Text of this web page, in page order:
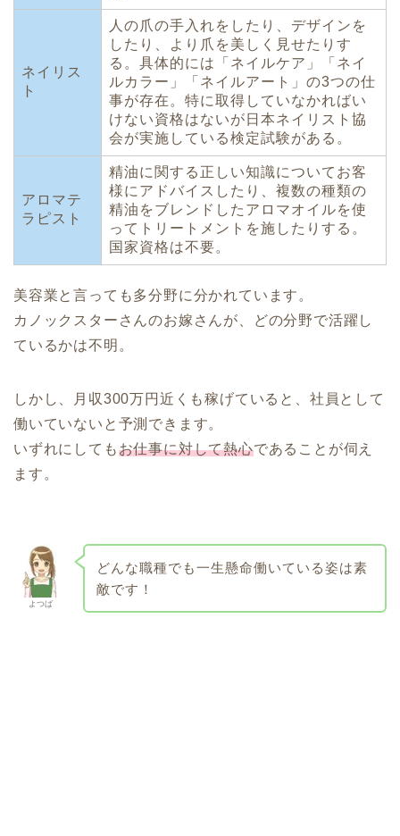
ネイリス
ト
人の爪の手入れをしたり、デザインを
したり、より爪を美しく見せたりす
る。具体的には「ネイルケア」「ネイ
ルカラー」「ネイルアート」の3つの仕
事が存在。特に取得していなかればい
けない資格はないが日本ネイリスト協
会が実施している検定試験がある。
アロマテ
ラピスト
精油に関する正しい知識についてお客
様にアドバイスしたり、複数の種類の
精油をブレンドしたアロマオイルを使
ってトリートメントを施したりする。
国家資格は不要。
美容業と言っても多分野に分かれています。
カノックスターさんのお嫁さんが、どの分野で活躍し
ているかは不明。
しかし、月収300万円近くも稼げていると、社員として
働いていないと予測できます。
いずれにしてもお仕事に対して熱心であることが伺え
ます。
よつば
どんな職種でも一生懸命働いている姿は素
敵です！